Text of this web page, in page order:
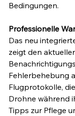
Bedingungen.
Professionelle
Das neu
zeigt den
Fehlerbehebung
Flugprotokolle,
Drohne während
Tipps zur Pflege